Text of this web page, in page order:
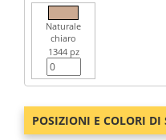
Naturale
chiaro
1344 pz
POSIZIONI E COLORI DI